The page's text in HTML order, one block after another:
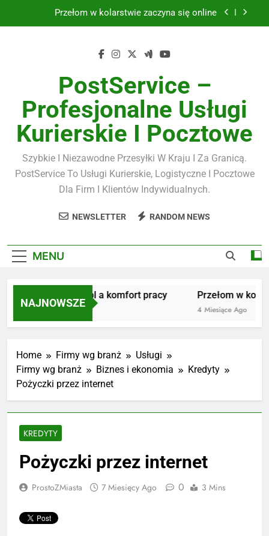
Przełom w kolarstwie zaczyna się online
Masujmnie.pl a komfort pracy
Przełom w kolarstwie zaczyna się online
Biżuteria srebrna
Kawa premium
PostService –
Profesjonalne Usługi
Kurierskie I Pocztowe
Szybkie I Niezawodne Przesyłki W Kraju I Za Granicą.
PostService To Usługi Kurierskie, Logistyczne I Pocztowe
Dla Firm I Klientów Indywidualnych.
NEWSLETTER RANDOM NEWS
MENU
NAJNOWSZE
Masujmnie.pl a komfort pracy
3 Miesiące Ago
Przełom w
4 Miesiące Ago
Home Firmy wg branż
Usługi
Firmy wg branż
Biznes i ekonomia
Kredyty
Pożyczki przez internet
KREDYTY
Pożyczki przez internet
ProstoZMiasta 7 Miesięcy Ago 0 3 Mins